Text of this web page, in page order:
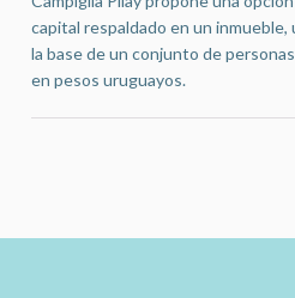
capital respaldado en un
la base de un conjunto de
en pesos uruguayos.